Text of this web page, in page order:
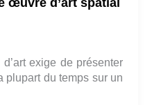
exige de présenter
plupart du temps sur un